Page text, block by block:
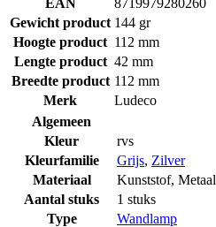
Gewicht product 144 gr
Hoogte product 112 mm
Lengte product 42 mm
Breedte product 112 mm
Merk
Ludeco
Algemeen
Kleur
rvs
Kleurfamilie
Grijs, Zilver
Materiaal
Kunststof, Metaal
Aantal stuks
1 stuks
Type
Wandlamp